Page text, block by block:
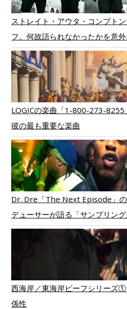
ストレイト・アウタ・コンプト
フ。何故語られなかったかを意
LOGICの楽曲「1-800-273-8255
彼の最も重要な楽曲
Dr. Dre「The Next Episode」
デューサーが語る「サンプリング
西海岸／東海岸ビーフシリーズ
係性